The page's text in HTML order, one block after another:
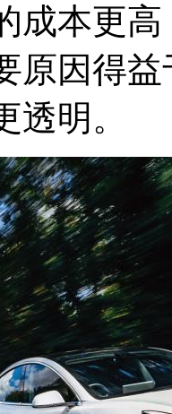
成本更
原因得
明。